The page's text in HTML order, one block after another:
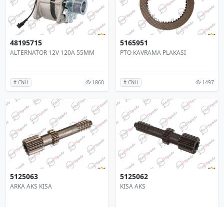
48195715
ALTERNATOR 12V 120A 55MM
# CNH 1860
5165951
PTO KAVRAMA PLAKASI
# CNH 1497
5125063
ARKA AKS KISA
5125062
KISA AKS